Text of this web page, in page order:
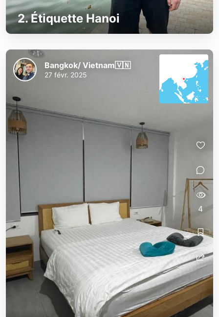
Bangkok/ Vietnam🇻🇳
Bangkok/ Vietnam🇻🇳
2. Étiquette Hanoi
Bangkok/ Vietnam🇻🇳
27 févr. 2025
4